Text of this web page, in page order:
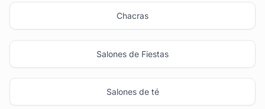
Chacras
Salones de Fiestas
Salones de té